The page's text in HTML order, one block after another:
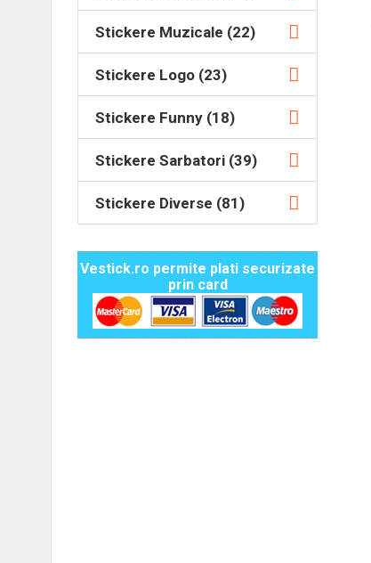
Stickere Muzicale (22)
Stickere Logo (23)
Stickere Funny (18)
Stickere Sarbatori (39)
Stickere Diverse (81)
Vestick.ro permite plati securizate
prin card